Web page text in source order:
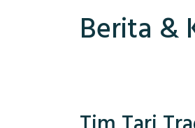
Berita &